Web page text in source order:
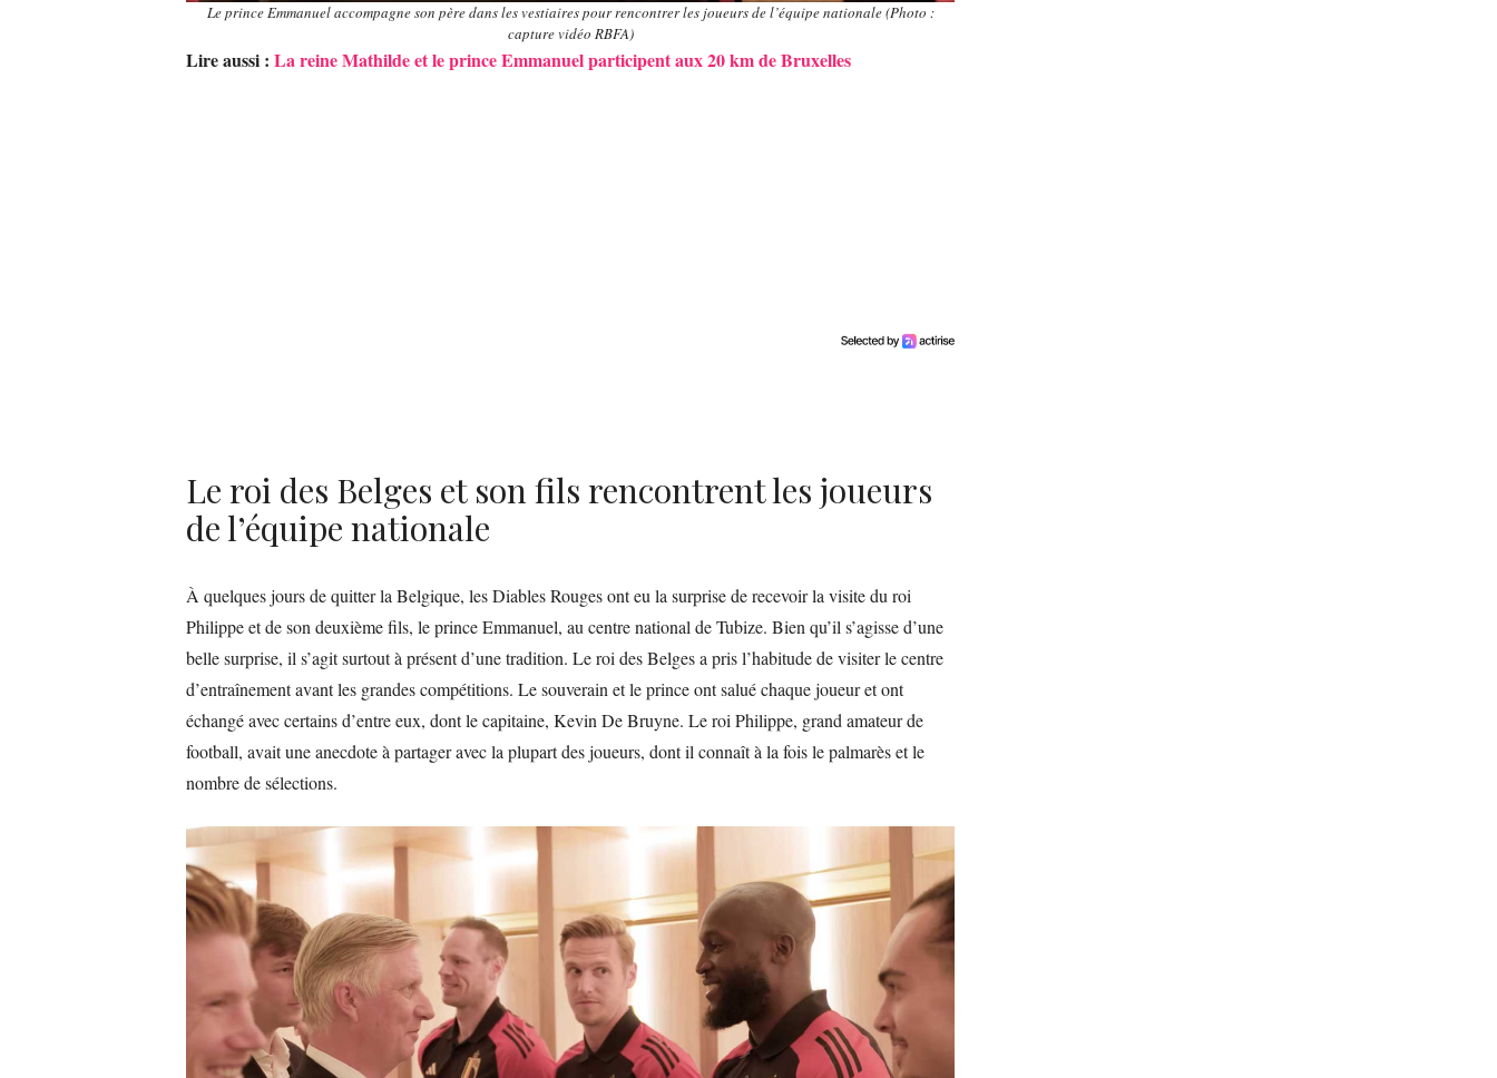
Le prince Emmanuel accompagne son père dans les vestiaires pour rencontrer les joueurs de l’équipe nationale (Photo :
capture vidéo RBFA)
Lire aussi : La reine Mathilde et le prince Emmanuel participent aux 20 km de Bruxelles
Le roi des Belges et son fils rencontrent les joueurs
de l’équipe nationale
À quelques jours de quitter la Belgique, les Diables Rouges ont eu la surprise de recevoir la visite du roi
Philippe et de son deuxième fils, le prince Emmanuel, au centre national de Tubize. Bien qu’il s’agisse d’une
belle surprise, il s’agit surtout à présent d’une tradition. Le roi des Belges a pris l’habitude de visiter le centre
d’entraînement avant les grandes compétitions. Le souverain et le prince ont salué chaque joueur et ont
échangé avec certains d’entre eux, dont le capitaine, Kevin De Bruyne. Le roi Philippe, grand amateur de
football, avait une anecdote à partager avec la plupart des joueurs, dont il connaît à la fois le palmarès et le
nombre de sélections.